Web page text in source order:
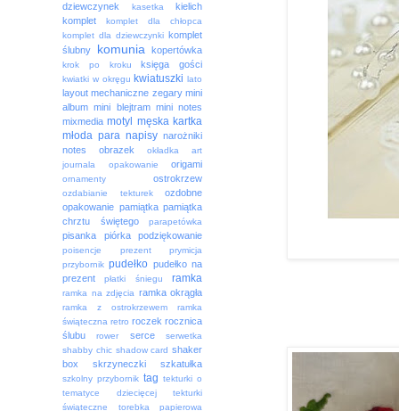
dziewczynek
kasetka
kielich
komplet
komplet dla chłopca
komplet dla dziewczynki komplet
ślubny
komunia kopertówka
krok po kroku księga gości
kwiatki w okręgu kwiatuszki lato
layout mechaniczne zegary mini
album mini blejtram mini notes
mixmedia motyl męska kartka
młoda para napisy narożniki
notes
obrazek
okładka art
journala
opakowanie origami
ornamenty ostrokrzew
ozdabianie tekturek
ozdobne
opakowanie pamiątka pamiątka
chrztu świętego
parapetówka
pisanka piórka podziękowanie
poisencje prezent
prymicja
przybornik pudełko pudełko na
prezent
płatki śniegu ramka
ramka na zdjęcia ramka okrągła
ramka z ostrokrzewem
ramka
świąteczna retro roczek rocznica
ślubu
rower serce
serwetka
shabby chic shadow card shaker
box
skrzyneczki szkatułka
szkolny przybornik tag tekturki o
tematyce dziecięcej
tekturki
świąteczne
torebka papierowa